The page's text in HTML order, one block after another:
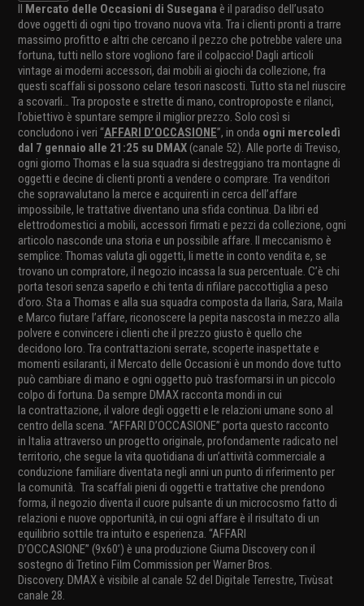
Il Mercato delle Occasioni di Susegana è il paradiso dell’usato
dove oggetti di ogni tipo trovano nuova vita. Tra i clienti pronti a trarre
massimo profitto e altri che cercano il pezzo che potrebbe valere una
fortuna, tutti nello store vogliono fare il colpaccio! Dagli articoli
vintage ai moderni accessori, dai mobili ai giochi da collezione, fra
questi scaffali si possono celare tesori nascosti. Tutto sta nel riuscire
a scovarli… Tra proposte e strette di mano, controproposte e rilanci,
l’obiettivo è spuntare sempre il miglior prezzo. Solo così si
concludono i veri “AFFARI D’OCCASIONE”, in onda ogni mercoledì
dal 7 gennaio alle 21:25 su DMAX(canale 52). Alle porte di Treviso,
ogni giorno Thomas e la sua squadra si destreggiano tra montagne di
oggetti e decine di clienti pronti a vendere o comprare. Tra venditori
che sopravvalutano la merce e acquirenti in cerca dell’affare
impossibile, le trattative diventano una sfida continua. Da libri ed
elettrodomestici a mobili, accessori firmati e pezzi da collezione, ogni
articolo nasconde una storia e un possibile affare. Il meccanismo è
semplice: Thomas valuta gli oggetti, li mette in conto vendita e, se
trovano un compratore, il negozio incassa la sua percentuale. C’è chi
porta tesori senza saperlo e chi tenta di rifilare paccottiglia a peso
d’oro. Sta a Thomas e alla sua squadra composta da Ilaria, Sara, Maila
e Marco fiutare l’affare, riconoscere la pepita nascosta in mezzo alla
polvere e convincere i clienti che il prezzo giusto è quello che
decidono loro. Tra contrattazioni serrate, scoperte inaspettate e
momenti esilaranti, il Mercato delle Occasioni è un mondo dove tutto
può cambiare di mano e ogni oggetto può trasformarsi in un piccolo
colpo di fortuna. Da sempre DMAX racconta mondi in cui
la contrattazione, il valore degli oggetti e le relazioni umane sono al
centro della scena. “AFFARI D’OCCASIONE” porta questo racconto
in Italia attraverso un progetto originale, profondamente radicato nel
territorio, che segue la vita quotidiana di un’attività commerciale a
conduzione familiare diventata negli anni un punto di riferimento per
la comunità. Tra scaffali pieni di oggetti e trattative che prendono
forma, il negozio diventa il cuore pulsante di un microcosmo fatto di
relazioni e nuove opportunità, in cui ogni affare è il risultato di un
equilibrio sottile tra intuito e esperienza. “AFFARI
D’OCCASIONE” (9x60’) è una produzione Giuma Discovery con il
sostegno di Tretino Film Commission per Warner Bros.
Discovery. DMAX è visibile al canale 52 del Digitale Terrestre, Tivùsat
canale 28.